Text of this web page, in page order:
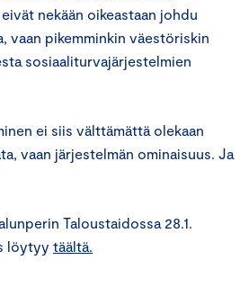
nekään oikeastaan johdu
vaan pikemminkin väestöriskin
sosiaaliturvajärjestelmien
ei siis välttämättä olekaan
vaan järjestelmän ominaisuus. Ja
Taloustaidossa 28.1.
löytyy täältä.